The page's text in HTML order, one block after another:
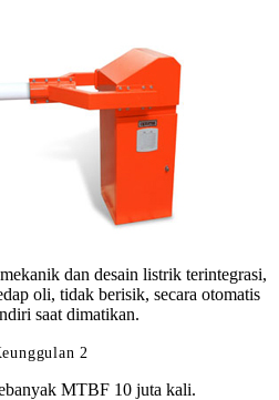
dan desain listrik terintegrasi,
oli, tidak berisik, secara otomatis
saat dimatikan.
MTBF 10 juta kali.